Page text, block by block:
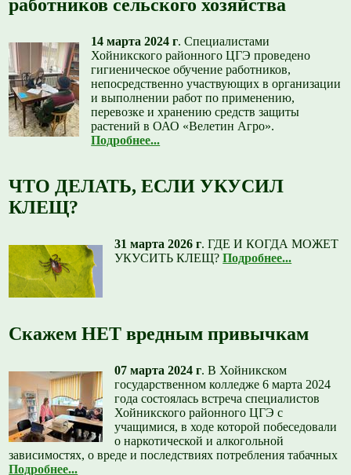
работников сельского хозяйства
14 марта 2024 г.Специалистами
Хойникского районного ЦГЭ проведено
гигиеническое обучение работников,
непосредственно участвующих в организации
и выполнении работ по применению,
перевозке и хранению средств защиты
растений в ОАО «Велетин Агро».
Подробнее...
ЧТО ДЕЛАТЬ, ЕСЛИ УКУСИЛ
КЛЕЩ?
31 марта 2026 г.ГДЕ И КОГДА МОЖЕТ
УКУСИТЬ КЛЕЩ?Подробнее...
Скажем НЕТ вредным привычкам
07 марта 2024 г.В Хойникском
государственном колледже 6 марта 2024
года состоялась встреча специалистов
Хойникского районного ЦГЭ с
учащимися, в ходе которой побеседовали
о наркотической и алкогольной
зависимостях, о вреде и последствиях потребления табачных
Подробнее...